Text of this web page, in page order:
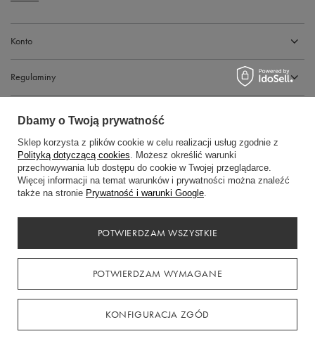
Konto
Regulaminy
Gdańska 14, 89-600 Chojnice
kasadress.info@gmail.com
W sklepie prezentujemy ceny brutto (z VAT).
Dbamy o Twoją prywatność
Sklep korzysta z plików cookie w celu realizacji usług zgodnie z
Polityką dotyczącą cookies. Możesz określić warunki
przechowywania lub dostępu do cookie w Twojej przeglądarce.
Więcej informacji na temat warunków i prywatności można znaleźć
także na stronie Prywatność i warunki Google.
POTWIERDZAM WYMAGANE
KONFIGURACJA ZGÓD
POTWIERDZAM WSZYSTKIE